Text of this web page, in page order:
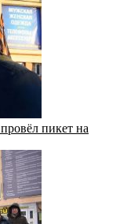
пикет на